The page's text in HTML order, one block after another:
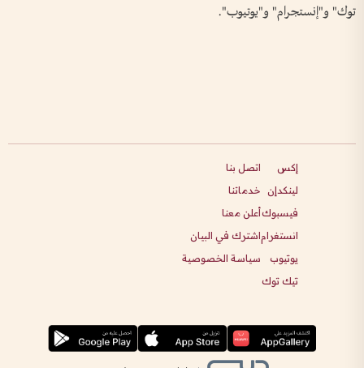
توك" و"إنستجرام" و"يوتيوب".
إكس
لينكدإن
فيسبوك
انستغرام
يوتيوب
تيك توك
اتصل بنا
خدماتنا
أعلن معنا
اشترك في البيان
سياسة الخصوصية